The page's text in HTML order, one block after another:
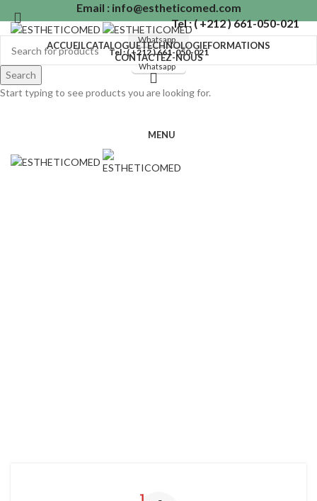
Email : info@estheticomed.com
Tel : ( +212 ) 661-050-021
Whatsapp
Tel : ( +212 ) 661-050-021
Whatsapp
ACCUEILCATALOGUETECHNOLOGIEFORMATIONS
CONTACTEZ-NOUS
MENU
Search
Start typing to see products you are looking for.